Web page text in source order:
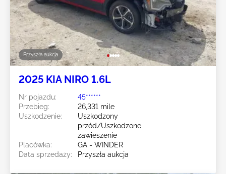
Przyszła aukcja
2025 KIA NIRO 1.6L
Nr pojazdu:
45******
Przebieg:
26,331 mile
Uszkodzenie:
Uszkodzony
przód/Uszkodzone
zawieszenie
Placówka:
GA - WINDER
Data sprzedaży:
Przyszła aukcja